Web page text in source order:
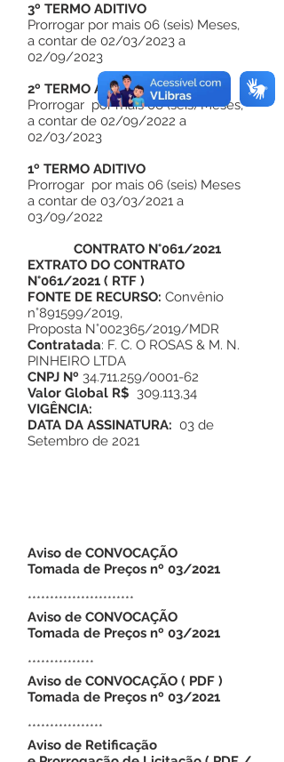
3º TERMO ADITIVO
Prorrogar por mais 06 (seis) Meses,
a contar de 02/03/2023 a
02/09/2023
2º TERMO ADITIVO
Prorrogar por mais 06 (seis) Meses,
a contar de 02/09/2022 a
02/03/2023
1º TERMO ADITIVO
Prorrogar por mais 06 (seis) Meses
a contar de 03/03/2021 a
03/09/2022
CONTRATO N°061/2021
EXTRATO DO CONTRATO
N°061/2021 ( RTF )
FONTE DE RECURSO: Convênio
n°891599/2019,
Proposta N°002365/2019/MDR
Contratada: F. C. O ROSAS & M. N.
PINHEIRO LTDA
CNPJ Nº 34.711.259/0001-62
Valor Global R$ 309.113,34
VIGÊNCIA:
DATA DA ASSINATURA: 03 de
Setembro de 2021
Aviso de CONVOCAÇÃO
Tomada de Preços nº 03/2021
************************
Aviso de CONVOCAÇÃO
Tomada de Preços nº 03/2021
***************
Aviso de CONVOCAÇÃO ( PDF )
Tomada de Preços nº 03/2021
*****************
Aviso de Retificação